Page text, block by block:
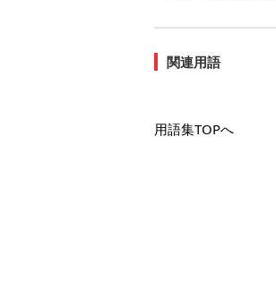
関連用語
用語集TOPへ